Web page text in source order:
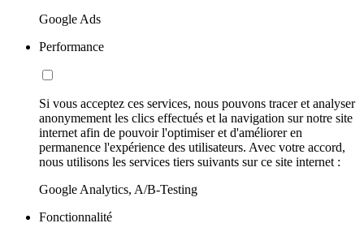
Google Ads
Performance
Si vous acceptez ces services, nous pouvons tracer et analyser
anonymement les clics effectués et la navigation sur notre site
internet afin de pouvoir l'optimiser et d'améliorer en
permanence l'expérience des utilisateurs. Avec votre accord,
nous utilisons les services tiers suivants sur ce site internet :
Google Analytics, A/B-Testing
Fonctionnalité